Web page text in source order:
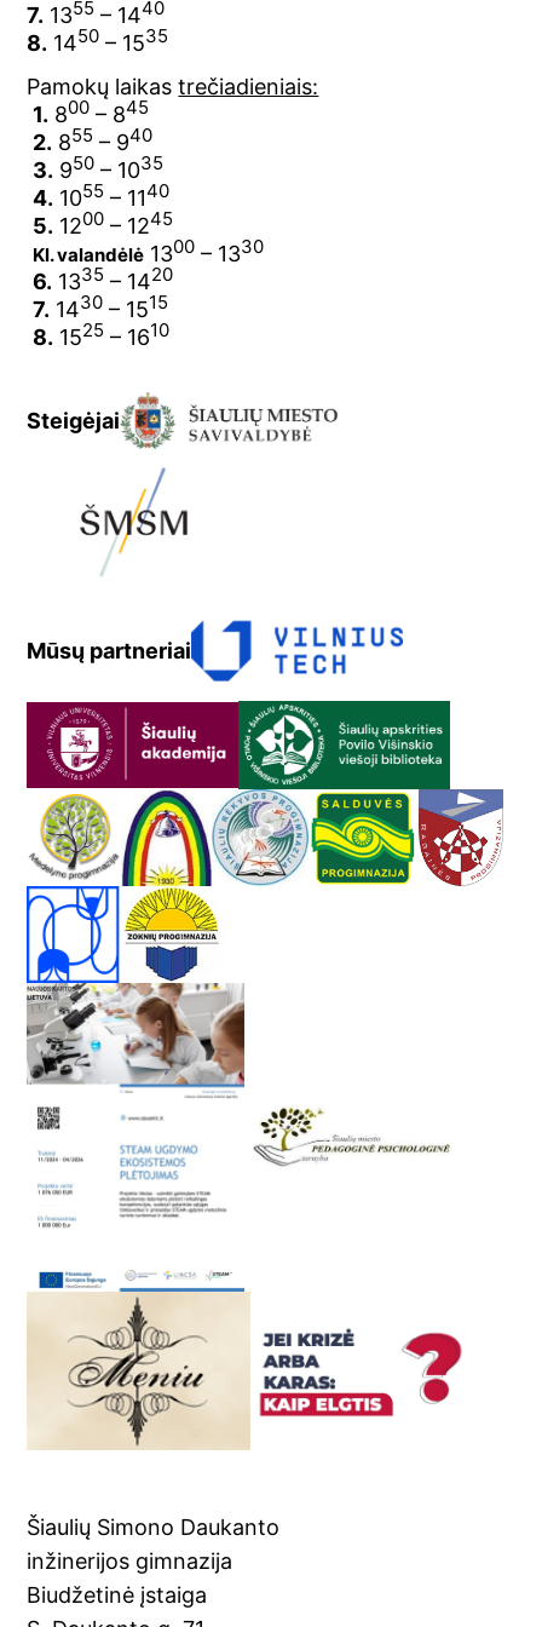
7. 1355 – 1440
8. 1450 – 1535
Pamokų laikastrečiadieniais:
1. 800 – 845
2. 855 – 940
3. 950 – 1035
4. 1055 – 1140
5. 1200 – 1245
Kl. valandėlė 1300 – 1330
6. 1335 – 1420
7. 1430 – 1515
8. 1525 – 1610
Steigėjai
Mūsų partneriai
Šiaulių Simono Daukanto
inžinerijos gimnazija
Biudžetinė įstaiga